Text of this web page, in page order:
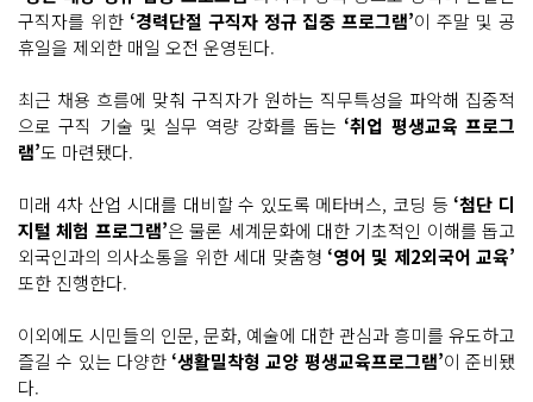
구직자를 위한 ‘경력단절 구직자 정규 집중 프로그램’이 주말 및 공
휴일을 제외한 매일 오전 운영된다.
최근 채용 흐름에 맞춰 구직자가 원하는 직무특성을 파악해 집중적
으로 구직 기술 및 실무 역량 강화를 돕는 ‘취업 평생교육 프로그
램’도 마련됐다.
미래 4차 산업 시대를 대비할 수 있도록 메타버스, 코딩 등 ‘첨단 디
지털 체험 프로그램’은 물론 세계문화에 대한 기초적인 이해를 돕고
외국인과의 의사소통을 위한 세대 맞춤형 ‘영어 및 제2외국어 교육’
또한 진행한다.
이외에도 시민들의 인문, 문화, 예술에 대한 관심과 흥미를 유도하고
즐길 수 있는 다양한 ‘생활밀착형 교양 평생교육프로그램’이 준비됐
다.